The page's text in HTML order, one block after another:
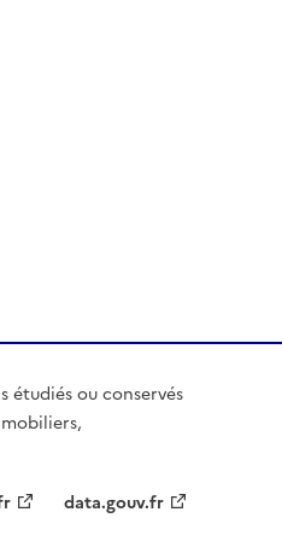
étudiés ou conservés
data.gouv.fr